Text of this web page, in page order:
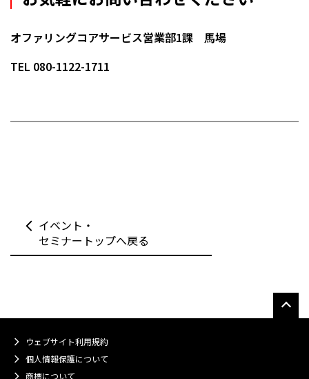
オファリングコアサービス営業部1課 馬場
TEL 080-1122-1711
イベント・
セミナートップへ戻る
ウェブサイト利用規約
個人情報保護について
商標について